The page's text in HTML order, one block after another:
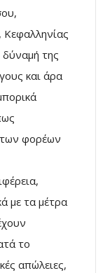
Κεφαλληνίας
της
και άρα
των φορέων
με τα μέτρα
το
απώλειες,